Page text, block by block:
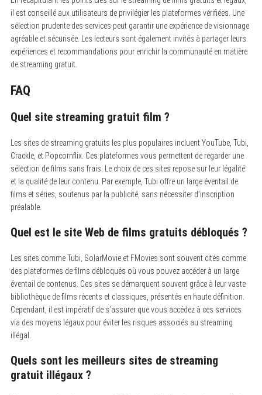
il est conseillé aux utilisateurs de privilégier les plateformes vérifiées. Une
sélection prudente des services peut garantir une expérience de visionnage
agréable et sécurisée. Les lecteurs sont également invités à partager leurs
expériences et recommandations pour enrichir la communauté en matière
de streaming gratuit.
FAQ
Quel site streaming gratuit film ?
Les sites de streaming gratuits les plus populaires incluent YouTube, Tubi,
Crackle, et Popcornflix. Ces plateformes vous permettent de regarder une
sélection de films sans frais. Le choix de ces sites repose sur leur légalité
et la qualité de leur contenu. Par exemple, Tubi offre un large éventail de
films et séries, soutenus par la publicité, sans nécessiter d’inscription
préalable.
Quel est le site Web de films gratuits débloqués ?
Les sites comme Tubi, SolarMovie et FMovies sont souvent cités comme
des plateformes de films débloqués où vous pouvez accéder à un large
éventail de contenus. Ces sites se démarquent souvent grâce à leur vaste
bibliothèque de films récents et classiques, présentés en haute définition.
Cependant, il est impératif de s’assurer que vous accédez à ces services
via des moyens légaux pour éviter les risques associés au streaming
illégal.
Quels sont les meilleurs sites de streaming
gratuit illégaux ?